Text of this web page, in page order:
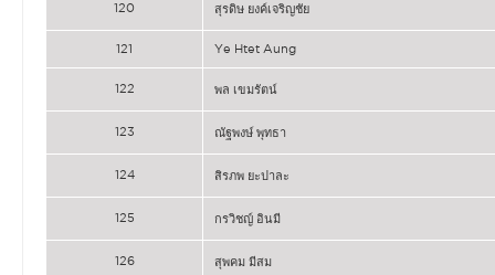
120 สุรดิษ ยงค์เจริญชัย
121 Ye Htet Aung
122 พล เขมรัตน์
123 ณัฐพงษ์ พุทธา
124 สิรภพ ยะปาละ
125 กรวิชญ์ อินมี
126 สุพคม มีสม